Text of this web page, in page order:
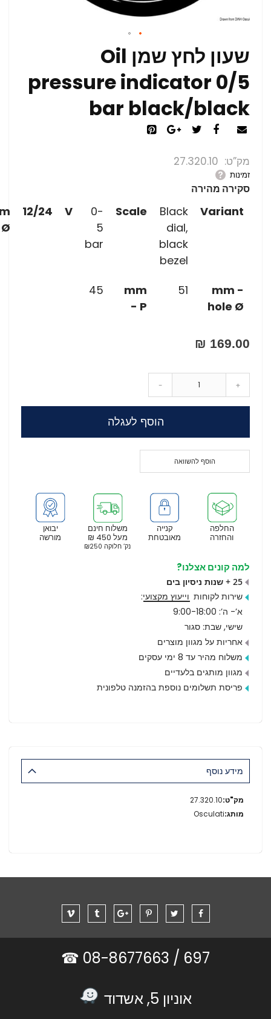
שעון לחץ שמן Oil
pressure indicator 0/5
bar black/black
מק”ט 27.320.10
זמינות
סקירה מהירה
Variant
Black
dial,
black
bezel
Scale
0-
5
bar
V
12/24
mm -
hole Ø
51
mm
- P
45
169.00 ₪
- +
הוסף לעגלה
הוסף להשוואה
יבואן
מורשה
משלוח חינם
מעל 450 ₪
נק’ חלוקה ₪250
קנייה
מאובטחת
החלפה
והחזרה
למה קונים אצלנו?
25 + שנות ניסיון בים
שירות לקוחות וייעוץ מקצועי:
א’- ה’: 9:00-18:00
שישי, שבת: סגור
אחריות על מגוון מוצרים
משלוח מהיר עד 8 ימי עסקים
מגוון מותגים בלעדיים
פריסת תשלומים נוספת בהזמנה טלפונית
מידע נוסף
מידע
נוסף
27.320.10
Osculati
697 /
אוניון 5, אשדוד